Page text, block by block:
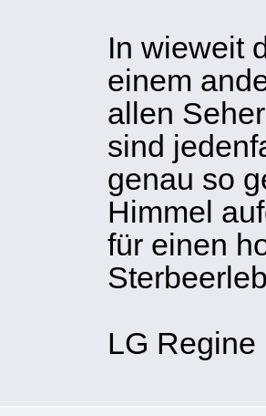
In wieweit
einem
allen
sind
genau so
Himmel
für einen
LG Regine